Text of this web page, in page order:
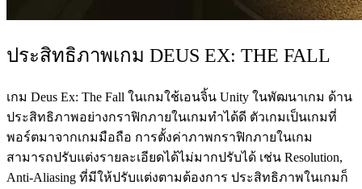
ประสิทธิภาพเกม DEUS EX: THE FALL
เกม Deus Ex: The Fall ในเกมใช้เอนจิ้น Unity ในพัฒนาเกม ด้าน
ประสิทธิภาพอย่างกราฟิกภายในเกมทำได้ดี ตัวเกมเป็นเกมที่
พอร์ตมาจากเกมมือถือ การตั้งค่าภาพกราฟิกภายในเกม
สามารถปรับแต่งรายละเอียดได้ไม่มากปรับได้ เช่น Resolution,
Anti-Aliasing ที่มีให้ปรับแต่งตามต้องการ ประสิทธิภาพในเกมก็